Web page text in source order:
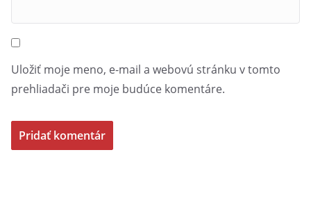
Uložiť moje meno, e-mail a webovú stránku v tomto
prehliadači pre moje budúce komentáre.